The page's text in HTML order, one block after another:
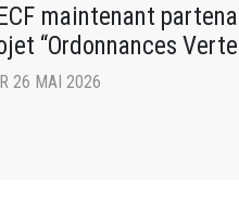
maintenant
“Ordonnances
26 MAI 2026